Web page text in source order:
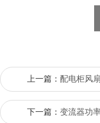
上一篇： 配电柜风
下一篇： 变流器功